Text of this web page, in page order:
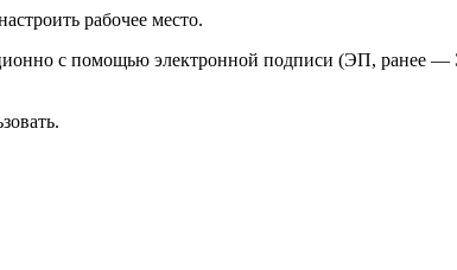
рабочее место.
с помощью электронной подписи (ЭП, ранее